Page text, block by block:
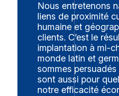
Nous entretenons
liens de proximité
humaine et
clients. C’est le
implantation à mi-
monde latin et
sommes
sont aussi pour
notre efficacité